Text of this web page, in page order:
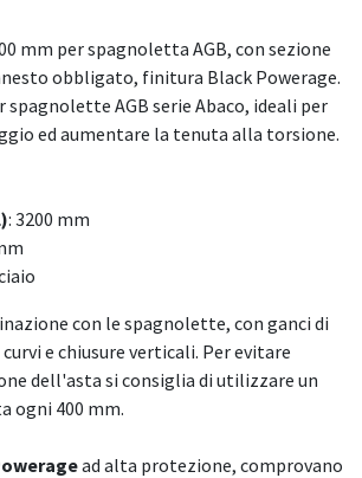
mm per spagnoletta AGB, con sezione
obbligato, finitura Black Powerage.
spagnolette AGB serie Abaco, ideali per
ed aumentare la tenuta alla torsione.
: 3200 mm
con le spagnolette, con ganci di
e chiusure verticali. Per evitare
dell'asta si consiglia di utilizzare un
ogni 400 mm.
ad alta protezione, comprovano